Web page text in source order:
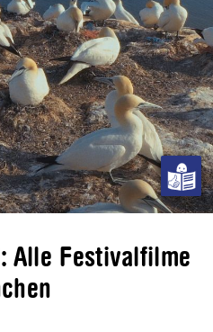
Alle Festivalfilme